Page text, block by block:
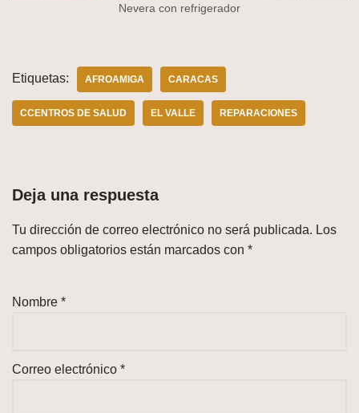
Nevera con refrigerador
Etiquetas: AFROAMIGA CARACAS
CCENTROS DE SALUD EL VALLE REPARACIONES
Deja una respuesta
Tu dirección de correo electrónico no será publicada. Los
campos obligatorios están marcados con *
Nombre *
Correo electrónico *